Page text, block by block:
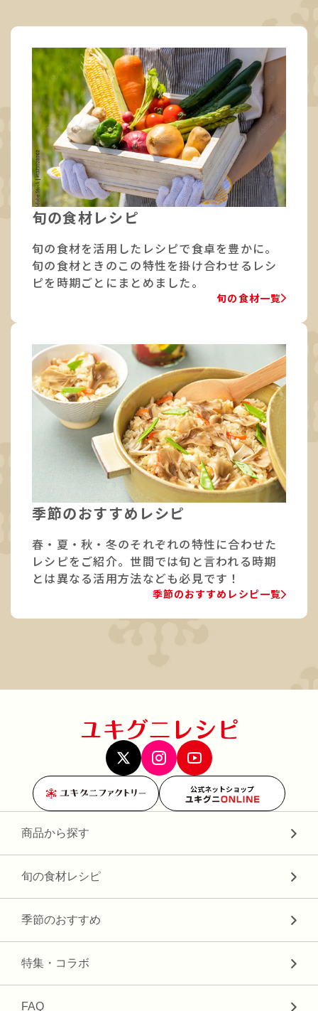
旬の食材レシピ
旬の食材を活用したレシピで食卓を豊かに。
旬の食材ときのこの特性を掛け合わせるレシ
ピを時期ごとにまとめました。
旬の食材一覧
季節のおすすめレシピ
春・夏・秋・冬のそれぞれの特性に合わせた
レシピをご紹介。世間では旬と言われる時期
とは異なる活用方法なども必見です！
季節のおすすめレシピ一覧
公式ネットショップ
商品から探す
旬の食材レシピ
季節のおすすめ
特集・コラボ
FAQ